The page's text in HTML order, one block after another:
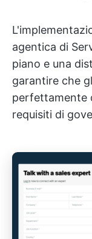
agentica di
piano e una
garantire che
perfettamente
requisiti di